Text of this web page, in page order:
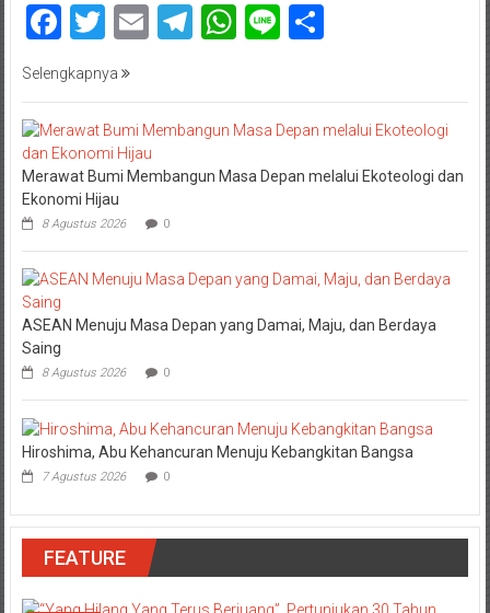
Facebook
Twitter
EmailTelegram
WhatsApp
LineShare
Selengkapnya
Merawat Bumi Membangun Masa Depan melalui Ekoteologi dan
Ekonomi Hijau
8 Agustus 2026 0
ASEAN Menuju Masa Depan yang Damai, Maju, dan Berdaya
Saing
8 Agustus 2026 0
Hiroshima, Abu Kehancuran Menuju Kebangkitan Bangsa
7 Agustus 2026 0
FEATURE